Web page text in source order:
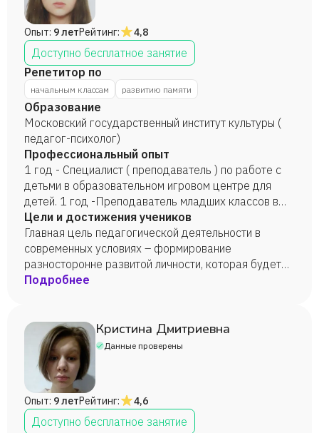
Опыт: 9 летРейтинг: 4,8
Доступно бесплатное занятие
Репетитор по
начальным классам развитию памяти
Образование
Московский государственный институт культуры (
педагог-психолог)
Профессиональный опыт
1 год - Специалист ( преподаватель ) по работе с
детьми в образовательном игровом центре для
детей. 1 год -Преподаватель младших классов в
школе
Цели и достижения учеников
Главная цель педагогической деятельности в
современных условиях – формирование
разносторонне развитой личности, которая будет
способна реализовывать творческий потенциал в
общественных, государственных.
Подробнее
Кристина Дмитриевна
Данные проверены
Опыт: 9 летРейтинг: 4,6
Доступно бесплатное занятие